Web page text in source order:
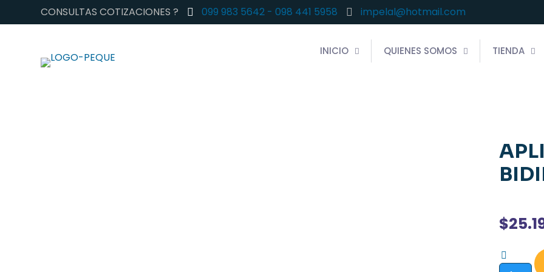
CONSULTAS COTIZACIONES ? 099 983 5642 - 098 441 5958 impelal@hotmail.com
INICIO QUIENES SOMOS TIENDA
$